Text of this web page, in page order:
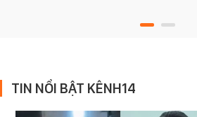
TIN NỔI BẬT KÊNH14